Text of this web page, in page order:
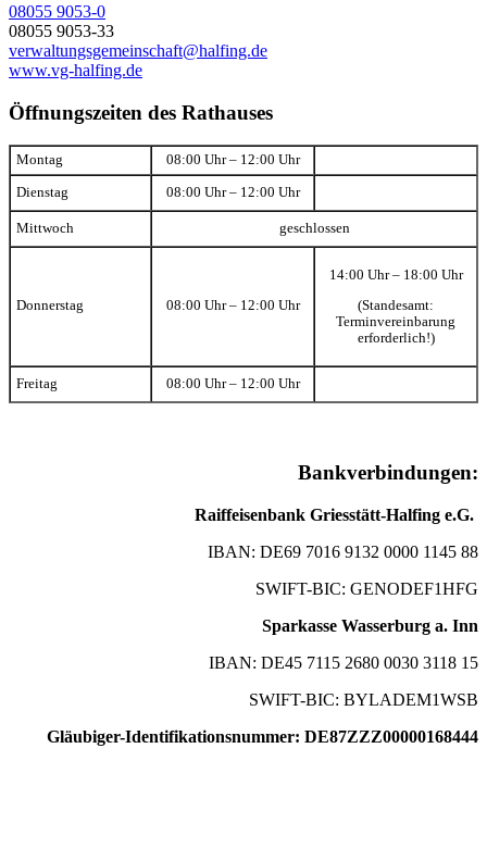
08055 9053-0
08055 9053-33
verwaltungsgemeinschaft@halfing.de
www.vg-halfing.de
Öffnungszeiten des Rathauses
Montag 08:00 Uhr – 12:00 Uhr
Dienstag 08:00 Uhr – 12:00 Uhr
Mittwoch geschlossen
Donnerstag 08:00 Uhr – 12:00 Uhr
14:00 Uhr – 18:00 Uhr
(Standesamt:
Terminvereinbarung
erforderlich!)
Freitag 08:00 Uhr – 12:00 Uhr
Bankverbindungen:
Raiffeisenbank Griesstätt-Halfing e.G.
IBAN: DE69 7016 9132 0000 1145 88
SWIFT-BIC: GENODEF1HFG
Sparkasse Wasserburg a. Inn
IBAN: DE45 7115 2680 0030 3118 15
SWIFT-BIC: BYLADEM1WSB
Gläubiger-Identifikationsnummer: DE87ZZZ00000168444